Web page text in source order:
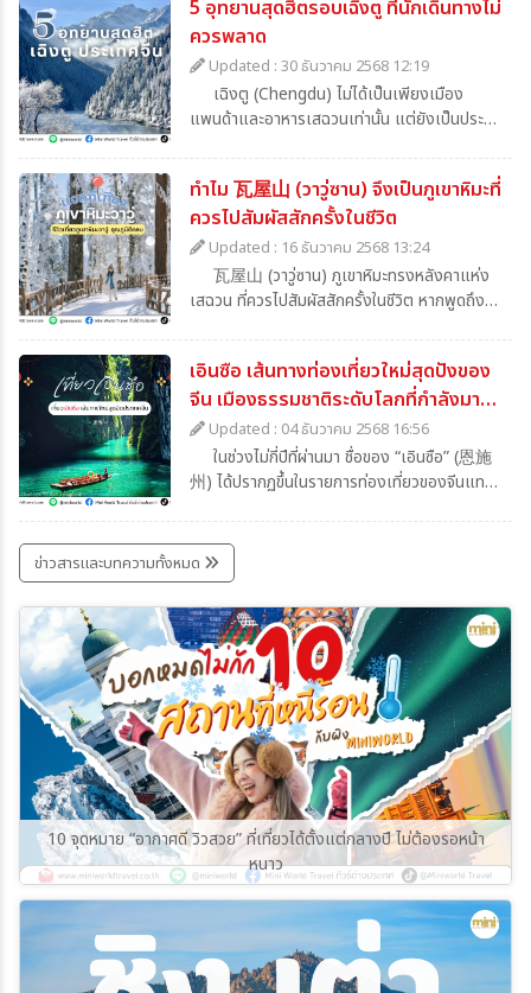
ยิ่งขึ้น
ด้วยครับ หากคุณกำลังมองหาปลายทาง “หิมะ
ฟินๆ แบบไม่ต้องลำบากปีนเขา” ที่ทั้งสวยอลังการ
และเข้าถึงง่าย หนึ่งในสถานที่ที่กำลังมาแรงที่สุด
ในสายท่องเที่ยวจีนตอนนี้ คือ Dagu Glacier
หรือ “ภูเขาหิมะต๋ากู๋กราเซียร์” ซึ่งตั้งอยู่ในเขต
Sichuan ทางตะวันตกเฉียงใต้ของ China ที่นี่
เป็นธารน้ำแข็งธรรมชาติระดับโลกที่มีอายุยาวนาน
กว่า 10,000 ปี และยังถือเป็น “ธารน้ำแข็งที่อยู่
ต่ำที่สุด และเข้าถึงง่ายที่สุดแห่งหนึ่งของโลก”
ทำให้นักท่องเที่ยวสามารถสัมผัสหิมะจริงได้โดยไม่
ต้องมีทักษะปีนเขา เรามาดูกันดีกว่าว่าที่นี่มีอะไรน่า
สนใจ ทำไมคนไทยถึงอยากไปกันมากขนาดนี้
5 อุทยานสุดฮิตรอบเฉิงตู ที่นักเดินทางไม่
ควรพลาด
Updated : 30 ธันวาคม 2568 12:19
เฉิงตู (Chengdu) ไม่ได้เป็นเพียงเมือง
แพนด้าและอาหารเสฉวนเท่านั้น แต่ยังเป็นประตูสู่
ภูมิประเทศหลากหลาย วันนี้มินิเวิลด์ได้เขียน
บทความนี้โดยคัดเลือก 5 อุทยานยอดนิยมรอบเฉิง
ตู พร้อมข้อมูลเชิงลึก เพื่อช่วยให้เพื่อนๆ ได้รู้ว่ามี
ที่ไหนบ้าง เเละที่นั่นมีความเป็นมาอย่างไร
ทำไม 瓦屋山 (วาวู่ซาน) จึงเป็นภูเขาหิมะที่
ควรไปสัมผัสสักครั้งในชีวิต
Updated : 16 ธันวาคม 2568 13:24
瓦屋山 (วาวู่ซาน) ภูเขาหิมะทรงหลังคาแห่ง
เสฉวน ที่ควรไปสัมผัสสักครั้งในชีวิต หากพูดถึง
หยก แต่ยังมีอีกหนึ่งสถานที่ที่กำลังได้รับความ
สนใจมากขึ้นในหมู่นักท่องเที่ยวสายธรรมชาติ นั่น
คือ 瓦屋山 (瓦屋山 / วาวู่ซาน) ภูเขาหิมะชื่อดัง
ของมณฑลเสฉวน ซึ่งโดดเด่นทั้งด้านภูมิประเทศ
ระบบนิเวศ และประสบการณ์การท่องเที่ยวที่เข้าถึง
วาวู่ซานไม่ใช่เพียง “ภูเขาหิมะ” ธรรมดา แต่เป็น
พื้นที่ธรรมชาติขนาดใหญ่ที่มีเอกลักษณ์เฉพาะตัว
และให้บรรยากาศที่แตกต่างจากแหล่งท่องเที่ยว
เอินซือ เส้นทางท่องเที่ยวใหม่สุดปังของ
จีน เมืองธรรมชาติระดับโลกที่กำลังมา
แรงที่สุดในปีนี้
Updated : 04 ธันวาคม 2568 16:56
ในช่วงไม่กี่ปีที่ผ่านมา ชื่อของ “เอินซือ” (恩施
州) ได้ปรากฏขึ้นในรายการท่องเที่ยวของจีนแทบ
มหัศจรรย์ที่หลายคนไม่เคยเห็นมาก่อน ทั้งหุบเขา
หินทรายสีแดง น้ำใสราวกระจก ลำธารลึก และถ้ำ
ขนาดยักษ์ที่ใหญ่ที่สุดแห่งหนึ่งของเอเชีย เมืองนี้
ตั้งอยู่ทางตะวันตกเฉียงใต้ของมณฑลหูเป่ย์ ใกล้
ฉงชิ่งและฉางซา รายล้อมด้วยเทือกเขาอู่หลิงซาน
ทำให้เกิดภูมิประเทศแบบแกรนแคนยอน หุบเหวลึก
และธารน้ำใสจำนวนมาก จนถูกยกให้เป็น “สวรรค์
ธรรมชาติแห่งใหม่ของจีนตอนกลาง”วันนี้มินิเวิลด์
ทราเวล จะพามาดู 4 สถานที่ท่องเที่ยวสุดฮิตของ
เส้นทางนี้กันค่ะ
ข่าวสารและบทความทั้งหมด
10 จุดหมาย “อากาศดี วิวสวย” ที่เที่ยวได้ตั้งแต่กลางปี ไม่ต้องรอหน้า
หนาว